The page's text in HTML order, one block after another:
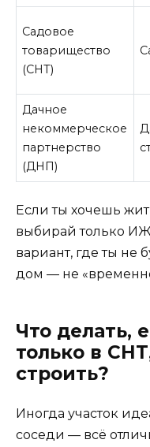
Садовое
товарищество
(СНТ)
Дачное
некоммерческое
партнерство
(ДНП)
Если ты хочешь
выбирай только
вариант, где ты не
дом — не
Что делать,
только в
строить?
Иногда участок
соседи — всё